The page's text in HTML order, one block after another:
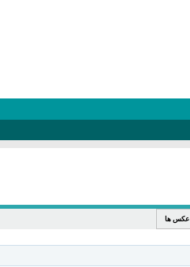
عکس ها